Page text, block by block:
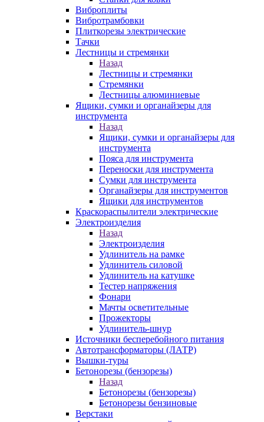
Виброплиты
Вибротрамбовки
Плиткорезы электрические
Тачки
Лестницы и стремянки
Назад
Лестницы и стремянки
Стремянки
Лестницы алюминиевые
Ящики, сумки и органайзеры для
инструмента
Назад
Ящики, сумки и органайзеры для
инструмента
Пояса для инструмента
Переноски для инструмента
Сумки для инструмента
Органайзеры для инструментов
Ящики для инструментов
Краскораспылители электрические
Электроизделия
Назад
Электроизделия
Удлинитель на рамке
Удлинитель силовой
Удлинитель на катушке
Тестер напряжения
Фонари
Мачты осветительные
Прожекторы
Удлинитель-шнур
Источники бесперебойного питания
Автотрансформаторы (ЛАТР)
Вышки-туры
Бетонорезы (бензорезы)
Назад
Бетонорезы (бензорезы)
Бетонорезы бензиновые
Верстаки